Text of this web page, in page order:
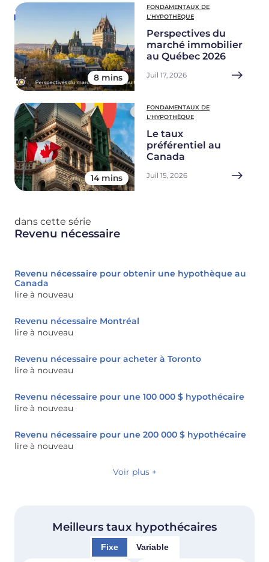
8 mins
FONDAMENTAUX DE
L'HYPOTHÈQUE
Perspectives du
marché immobilier
au Québec 2026
Juil 17, 2026
14 mins
FONDAMENTAUX DE
L'HYPOTHÈQUE
Le taux
préférentiel au
Canada
Juil 15, 2026
dans cette série
Revenu nécessaire
Revenu nécessaire pour obtenir une hypothèque au
Canada
lire à nouveau
Revenu nécessaire Montréal
lire à nouveau
Revenu nécessaire pour acheter à Toronto
lire à nouveau
Revenu nécessaire pour une 100 000 $ hypothécaire
lire à nouveau
Revenu nécessaire pour une 200 000 $ hypothécaire
lire à nouveau
Voir plus +
Meilleurs taux hypothécaires
Fixe Variable